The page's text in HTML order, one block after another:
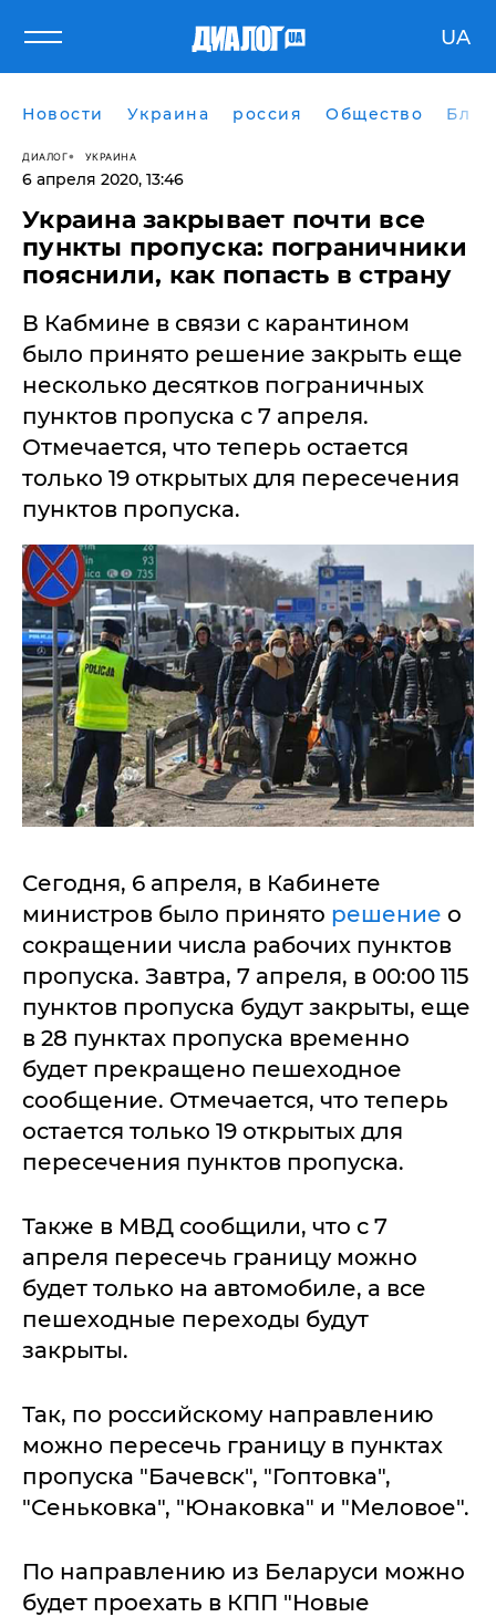
UA
Новости Украина россия Общество
ДИАЛОГ УКРАИНА
6 апреля 2020, 13:46
Украина закрывает почти все
пункты пропуска: пограничники
пояснили, как попасть в страну
В Кабмине в связи с карантином
было принято решение закрыть еще
несколько десятков пограничных
пунктов пропуска с 7 апреля.
Отмечается, что теперь остается
только 19 открытых для пересечения
пунктов пропуска.
Сегодня, 6 апреля, в Кабинете
министров было принято решение о
сокращении числа рабочих пунктов
пропуска. Завтра, 7 апреля, в 00:00 115
пунктов пропуска будут закрыты, еще
в 28 пунктах пропуска временно
будет прекращено пешеходное
сообщение. Отмечается, что теперь
остается только 19 открытых для
пересечения пунктов пропуска.
Также в МВД сообщили, что с 7
апреля пересечь границу можно
будет только на автомобиле, а все
пешеходные переходы будут
закрыты.
Так, по российскому направлению
можно пересечь границу в пунктах
пропуска "Бачевск", "Гоптовка",
"Сеньковка", "Юнаковка" и "Меловое".
По направлению из Беларуси можно
будет проехать в КПП "Новые